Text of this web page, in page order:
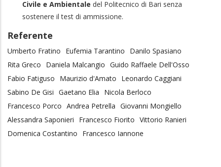
Civile e Ambientale del Politecnico di Bari senza
sostenere il test di ammissione.
Referente
Umberto Fratino Eufemia Tarantino
Danilo Spasiano
Rita Greco
Daniela Malcangio Guido Raffaele Dell'Osso
Fabio Fatiguso
Maurizio d'Amato
Leonardo Caggiani
Sabino De Gisi Gaetano Elia
Nicola Berloco
Francesco Porco Andrea Petrella Giovanni Mongiello
Alessandra Saponieri
Francesco Fiorito Vittorio Ranieri
Domenica Costantino
Francesco Iannone